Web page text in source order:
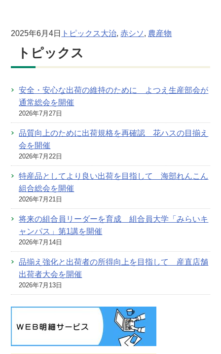
2025年6月4日 トピックス 大治, 赤シソ, 農産物
トピックス
安全・安心な出荷の維持のために よつえ生産部会が
通常総会を開催
2026年7月27日
品質向上のために出荷規格を再確認 花ハスの目揃え
会を開催
2026年7月22日
特産品としてより良い出荷を目指して 海部れんこん
組合総会を開催
2026年7月21日
将来の組合員リーダーを育成 組合員大学「みらいキ
ャンパス」第1講を開催
2026年7月14日
品揃え強化と出荷者の所得向上を目指して 産直店舗
出荷者大会を開催
2026年7月13日